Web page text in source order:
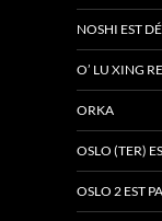
NOSHI EST
O’ LU XING
ORKA
OSLO (TER)
OSLO 2 EST